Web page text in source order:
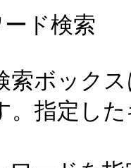
ド検索
索ボック
。指定し